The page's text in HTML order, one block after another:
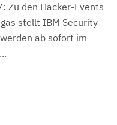
Zu den Hacker-Events
stellt IBM Security
ab sofort im